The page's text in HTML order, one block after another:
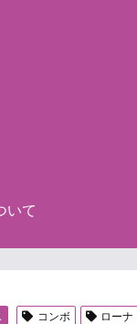
いて
コンボ ローナ